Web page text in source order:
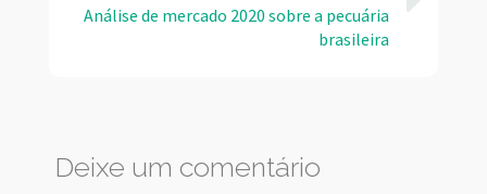
Análise de mercado 2020 sobre a pecuária
brasileira
Deixe um comentário